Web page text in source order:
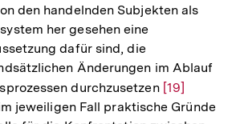
den handelnden Subjekten als
her gesehen eine
dafür sind, die
Änderungen im Ablauf
durchzusetzen Zur
Auflösung
[19]
jeweiligen Fall praktische Gründe